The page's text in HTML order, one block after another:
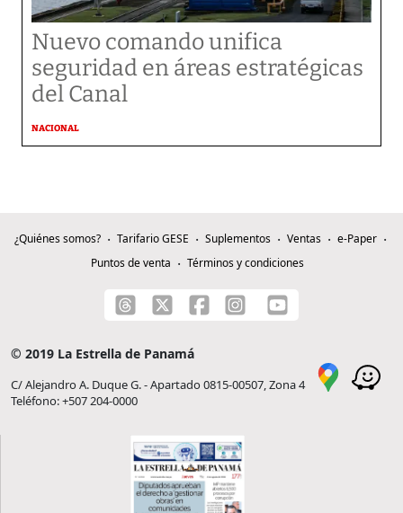
Nuevo comando unifica
seguridad en áreas estratégicas
del Canal
NACIONAL
¿Quiénes somos? Tarifario GESE Suplementos Ventas
e-Paper
Puntos de venta
Términos y condiciones
© 2019 La Estrella de Panamá
C/ Alejandro A. Duque G. - Apartado 0815-00507, Zona 4
Teléfono: +507 204-0000